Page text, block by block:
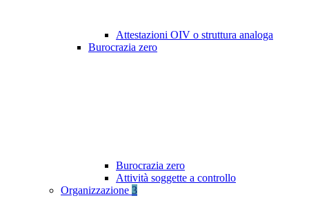
Attestazioni OIV o struttura analoga
Burocrazia zero
Burocrazia zero
Attività soggette a controllo
Organizzazione 3